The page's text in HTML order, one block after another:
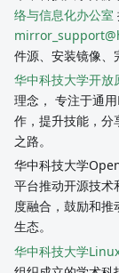
络与信息化办公室
件源、安装镜像、
华中科技大学开放
理念， 专注于通
作，提升技能，分
之路。
华中科技大学
平台推动开源技术
度融合，鼓励和
生态。
华中科技大学